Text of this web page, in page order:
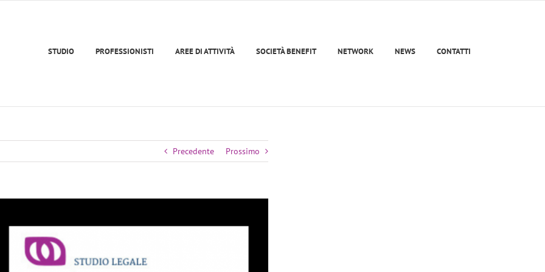
STUDIO PROFESSIONISTI AREE DI ATTIVITÀ SOCIETÀ BENEFIT NETWORK NEWS CONTATTI
Precedente Prossimo